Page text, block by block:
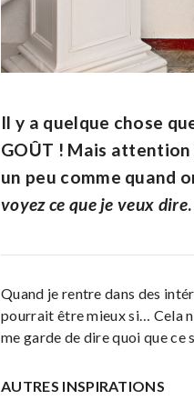
Il y a quelque chose
GOÛT ! Mais attention
un peu comme quand
voyez ce que je veux dire
Quand je rentre dans des
pourrait être mieux si… Cela
me garde de dire quoi que ce
AUTRES INSPIRATIONS